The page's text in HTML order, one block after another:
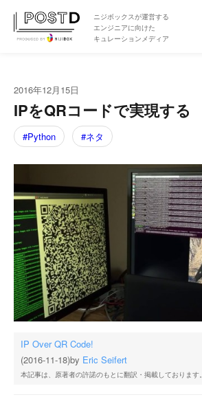
ニジボックスが運営する
エンジニアに向けた
キュレーションメディア
2016年12月15日
IPをQRコードで実現する
Python ネタ
IP Over QR Code!
(2016-11-18)by Eric Seifert
本記事は、原著者の許諾のもとに翻訳・掲載しております。